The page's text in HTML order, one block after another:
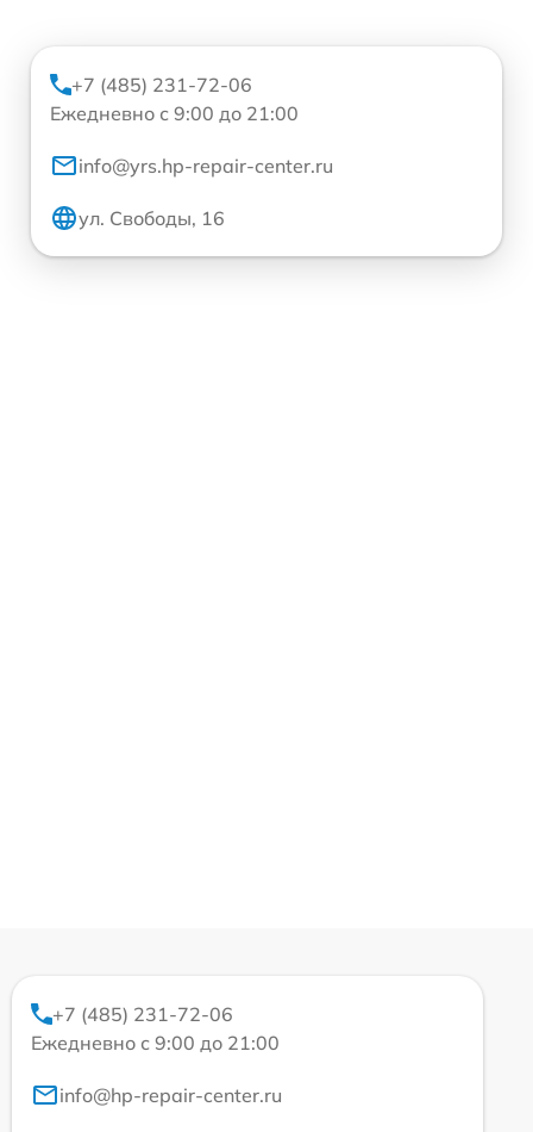
+7 (485) 231-72-06
Ежедневно с 9:00 до 21:00
info@yrs.hp-repair-center.ru
ул. Свободы, 16
+7 (485) 231-72-06
Ежедневно с 9:00 до 21:00
info@hp-repair-center.ru